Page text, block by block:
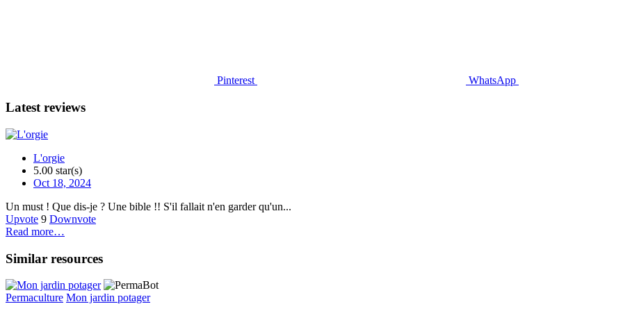
Pinterest WhatsApp
Latest reviews
L'orgie
5.00 star(s)
Oct 18, 2024
Un must ! Que dis-je ? Une bible !! S'il fallait n'en garder qu'un...
Upvote 9 Downvote
Read more…
Similar resources
Permaculture Mon jardin potager